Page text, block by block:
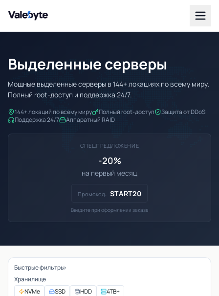
Valebyte
Выделенные серверы
Мощные выделенные серверы в 144+ локациях по всему миру.
Полный root-доступ и поддержка 24/7.
144+ локаций по всему миру Полный root-доступ
Защита от DDoS
Поддержка 24/7
Аппаратный RAID
СПЕЦПРЕДЛОЖЕНИЕ
-20%
на первый месяц
Промокод: START20
Введите при оформлении заказа
Быстрые фильтры:
Хранилище
NVMe
SSD HDD
4TB+